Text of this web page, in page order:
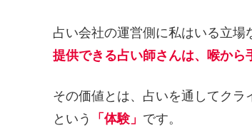
占い会社の運営側に私はいる立場
提供できる占い師さんは、喉から
その価値とは、占いを通してクラ
という
「体験」 です。